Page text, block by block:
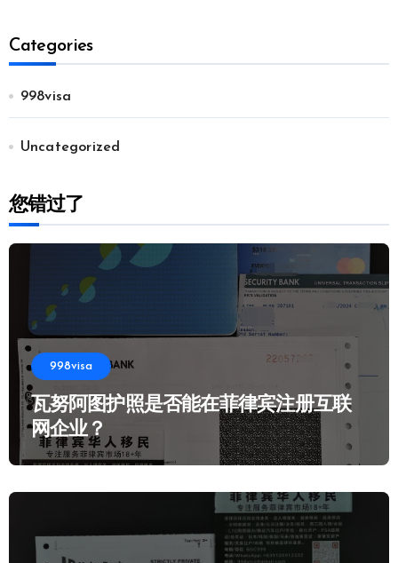
Categories
998visa
Uncategorized
您错过了
998visa
瓦努阿图护照是否能在菲律宾注册互联
网企业？